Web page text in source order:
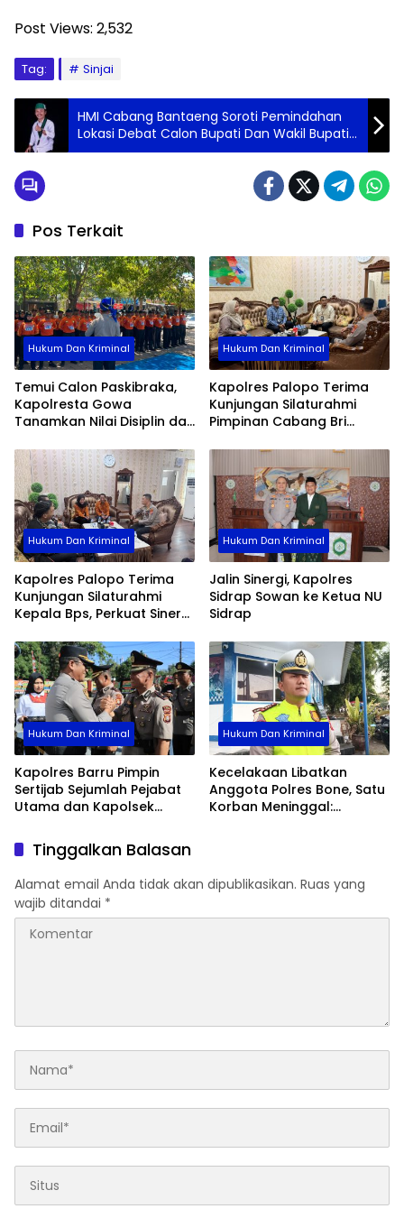
Post Views: 2,532
Tag: Sinjai
HMI Cabang Bantaeng Soroti Pemindahan
Lokasi Debat Calon Bupati Dan Wakil Bupati,
Nurfajrin : Kemunduran Demokrasi
Pos Terkait
Hukum Dan Kriminal
Temui Calon Paskibraka,
Kapolresta Gowa
Tanamkan Nilai Disiplin dan
Hukum Dan Kriminal
Kapolres Palopo Terima
Kunjungan Silaturahmi
Pimpinan Cabang Bri
Hukum Dan Kriminal
Kapolres Palopo Terima
Kunjungan Silaturahmi
Kepala Bps, Perkuat Sinergi
Hukum Dan Kriminal
Jalin Sinergi, Kapolres
Sidrap Sowan ke Ketua NU
Sidrap
Hukum Dan Kriminal
Kapolres Barru Pimpin
Sertijab Sejumlah Pejabat
Utama dan Kapolsek
Organisasi
Hukum Dan Kriminal
Kecelakaan Libatkan
Anggota Polres Bone, Satu
Korban Meninggal:
Tinggalkan Balasan
Alamat email Anda tidak akan dipublikasikan. Ruas yang
wajib ditandai *